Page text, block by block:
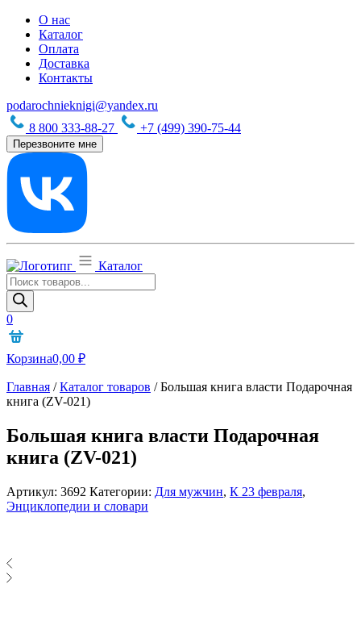
О нас
Каталог
Оплата
Доставка
Контакты
podarochnieknigi@yandex.ru
8 800 333-88-27
+7 (499) 390-75-44
Перезвоните мне
Каталог
Поиск
товаров
0
Корзина0,00 ₽
Главная /Каталог товаров /Большая книга власти Подарочная
книга (ZV-021)
Большая книга власти Подарочная
книга (ZV-021)
Артикул: 3692 Категории: Для мужчин, К 23 февраля,
Энциклопедии и словари